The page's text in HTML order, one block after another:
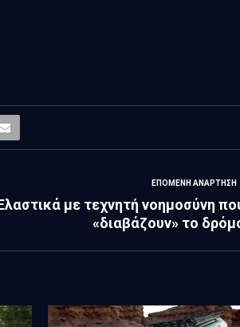
ΕΠΌΜΕΝΗ ΑΝΆΡΤΗΣΗ
με τεχνητή νοημοσύνη
«διαβάζουν» το